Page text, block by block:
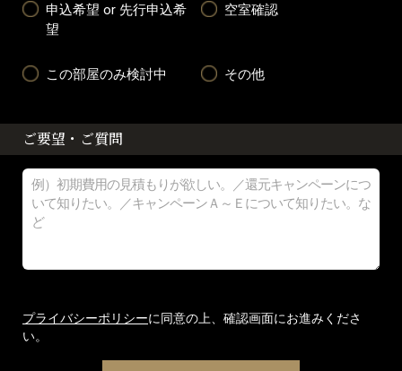
申込希望 or 先行申込希
望
空室確認
この部屋のみ検討中 その他
ご要望・ご質問
プライバシーポリシーに同意の上、確認画面にお進みくださ
い。